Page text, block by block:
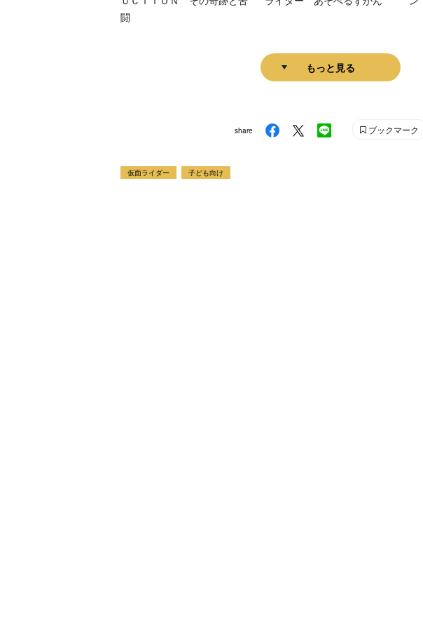
闘
もっと見る
share ブックマーク
仮面ライダー 子ども向け